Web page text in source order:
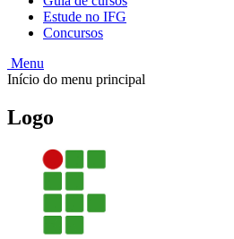
Estude no IFG
Concursos
Menu
Início do menu principal
Logo